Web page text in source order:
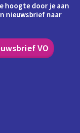
hoogte door je aan
nieuwsbrief naar
VO